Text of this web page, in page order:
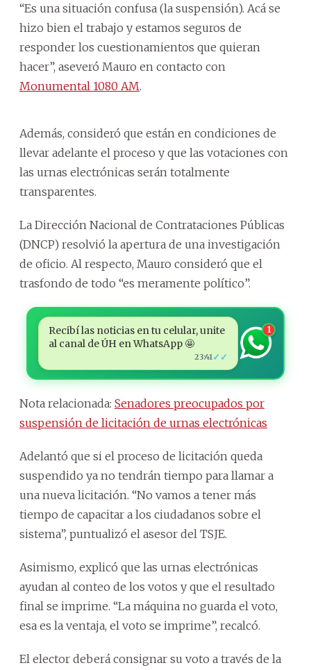
“Es una situación confusa (la suspensión). Acá se
hizo bien el trabajo y estamos seguros de
responder los cuestionamientos que quieran
hacer”, aseveró Mauro en contacto con
Monumental 1080 AM.
Además, consideró que están en condiciones de
llevar adelante el proceso y que las votaciones con
las urnas electrónicas serán totalmente
transparentes.
La Dirección Nacional de Contrataciones Públicas
(DNCP) resolvió la apertura de una investigación
de oficio. Al respecto, Mauro consideró que el
trasfondo de todo “es meramente político”.
Recibí las noticias en tu celular, unite
al canal de ÚH en WhatsApp 🤩
23:41 ✓✓
1
Nota relacionada: Senadores preocupados por
suspensión de licitación de urnas electrónicas
Adelantó que si el proceso de licitación queda
suspendido ya no tendrán tiempo para llamar a
una nueva licitación. “No vamos a tener más
tiempo de capacitar a los ciudadanos sobre el
sistema”, puntualizó el asesor del TSJE.
Asimismo, explicó que las urnas electrónicas
ayudan al conteo de los votos y que el resultado
final se imprime. “La máquina no guarda el voto,
esa es la ventaja, el voto se imprime”, recalcó.
El elector deberá consignar su voto a través de la